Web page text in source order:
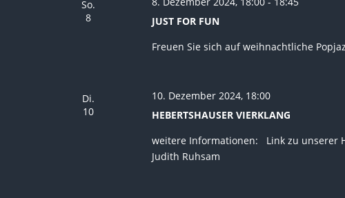
So.
8
JUST FOR FUN
Freuen Sie sich auf weihnachtliche
Di.
10
HEBERTSHAUSER VIERKLANG
10. Dezember 2024, 18:00
weitere Informationen: Link zu unserer
Judith Ruhsam